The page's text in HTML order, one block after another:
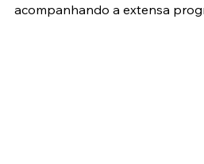
acompanhando a extensa